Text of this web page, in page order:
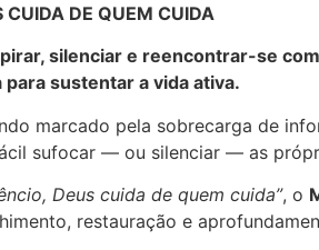
CUIDA DE QUEM CUIDA
silenciar e reencontrar-se
sustentar a vida ativa.
marcado pela sobrecarga de
sufocar — ou silenciar — as
Deus cuida de quem cuida”, o
restauração e